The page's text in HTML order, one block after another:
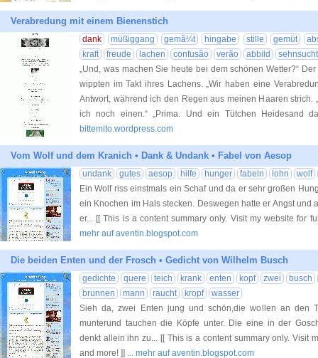
Verabredung mit einem Bienenstich
dank müßiggang gemã¼t hingabe stille gemüt
kraft
freude lachen confusão verão abbild
sehnsucht
„Und, was machen Sie heute bei dem schönen Wetter?“
wippten im Takt ihres Lachens. „Wir haben eine
Antwort, während ich den Regen aus meinen Haaren strich.
ich noch einen.“ „Prima. Und ein Tütchen Heidesand
bittemito.wordpress.com
Vom Wolf und dem Kranich • Dank & Undank • Fabel von Aesop
undank gutes aesop hilfe hunger fabeln lohn
wolf
Ein Wolf riss einstmals ein Schaf und da er sehr großen
ein Knochen im Hals stecken. Deswegen hatte er Angst und
er... [[ This is a content summary only. Visit my website for
mehr auf aventin.blogspot.com
Die beiden Enten und der Frosch • Gedicht von Wilhelm Busch
gedichte quere teich krank enten kopf zwei
busch
brunnen
mann raucht kropf
wasser
Sieh da, zwei Enten jung und schön,die wollen an den
munterund tauchen die Köpfe unter. Die eine in der
denkt allein ihn zu... [[ This is a content summary only. Visit
and more! ]] ... mehr auf aventin.blogspot.com